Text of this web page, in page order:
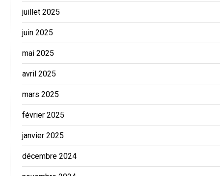
juillet 2025
juin 2025
mai 2025
avril 2025
mars 2025
février 2025
janvier 2025
décembre 2024